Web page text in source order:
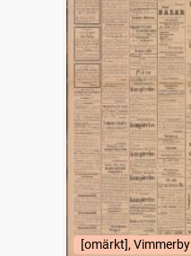
[omärkt], Vimmerby